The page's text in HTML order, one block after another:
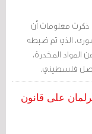
ذكرت معلومات أن
الذي تم ضبطه
من المواد المخدرة،
فلسطيني.
على قانون